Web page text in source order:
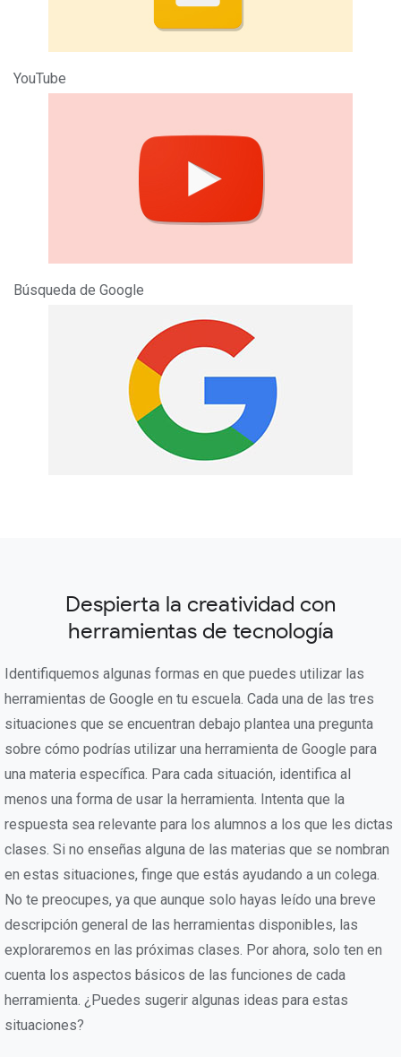
YouTube
Búsqueda de Google
Despierta la creatividad con
herramientas de tecnología
Identifiquemos algunas formas en que puedes utilizar las
herramientas de Google en tu escuela. Cada una de las tres
situaciones que se encuentran debajo plantea una pregunta
sobre cómo podrías utilizar una herramienta de Google para
una materia específica. Para cada situación, identifica al
menos una forma de usar la herramienta. Intenta que la
respuesta sea relevante para los alumnos a los que les dictas
clases. Si no enseñas alguna de las materias que se nombran
en estas situaciones, finge que estás ayudando a un colega.
No te preocupes, ya que aunque solo hayas leído una breve
descripción general de las herramientas disponibles, las
exploraremos en las próximas clases. Por ahora, solo ten en
cuenta los aspectos básicos de las funciones de cada
herramienta. ¿Puedes sugerir algunas ideas para estas
situaciones?